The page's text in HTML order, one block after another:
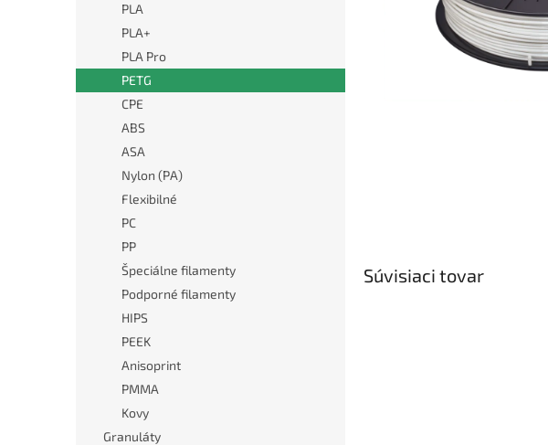
PLA
PLA+
PLA Pro
PETG
CPE
ABS
ASA
Nylon (PA)
Flexibilné
PC
PP
Špeciálne filamenty
Podporné filamenty
HIPS
PEEK
Anisoprint
PMMA
Kovy
Granuláty
Súvisiaci tovar